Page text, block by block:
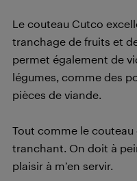
Le couteau Cutco
tranchage de fruits et
permet également de
légumes, comme des
pièces de viande.
Tout comme le
tranchant. On doit à
plaisir à m’en servir.